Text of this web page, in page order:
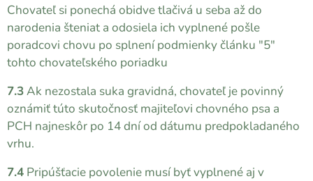
Chovateľ si ponechá obidve tlačivá u seba až do
narodenia šteniat a odosiela ich vyplnené pošle
poradcovi chovu po splnení podmienky článku "5"
tohto chovateľského poriadku
7.3Ak nezostala suka gravidná, chovateľ je povinný
oznámiť túto skutočnosť majiteľovi chovného psa a
PCH najneskôr po 14 dní od dátumu predpokladaného
vrhu.
7.4 Pripúšťacie povolenie musí byť vyplnené aj v